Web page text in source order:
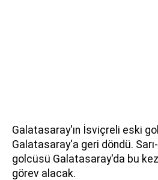
Galatasaray'ın İsviçreli eski
Galatasaray'a geri döndü. Sarı-
golcüsü Galatasaray'da bu
görev alacak.